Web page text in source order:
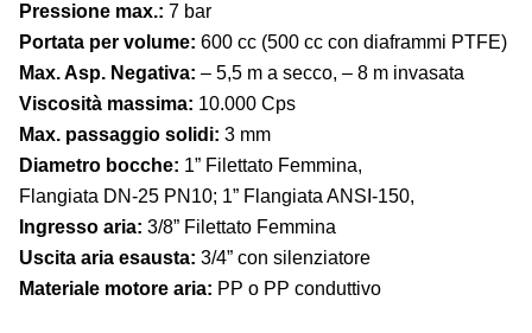
Pressione max.: 7 bar
Portata per volume: 600 cc (500 cc con diaframmi PTFE)
Max. Asp. Negativa: – 5,5 m a secco, – 8 m invasata
Viscosità massima: 10.000 Cps
Max. passaggio solidi: 3 mm
Diametro bocche: 1” Filettato Femmina,
Flangiata DN-25 PN10; 1” Flangiata ANSI-150,
Ingresso aria: 3/8” Filettato Femmina
Uscita aria esausta: 3/4” con silenziatore
Materiale motore aria: PP o PP conduttivo